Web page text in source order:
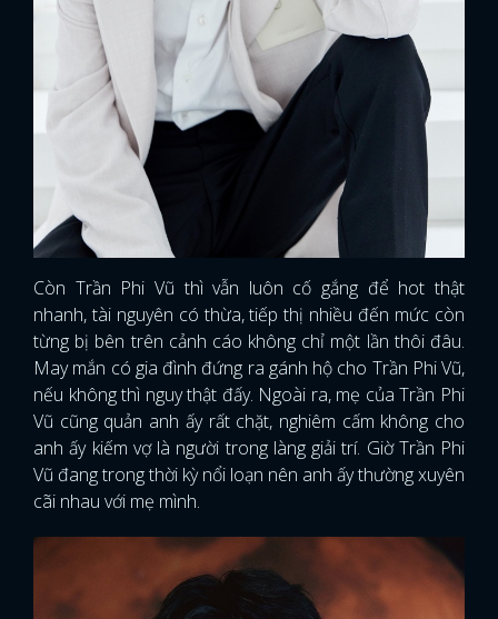
FACEBOOK GOOGLE
Còn Trần Phi Vũ thì vẫn luôn cố gắng để hot thật
nhanh, tài nguyên có thừa, tiếp thị nhiều đến mức còn
từng bị bên trên cảnh cáo không chỉ một lần thôi đâu.
May mắn có gia đình đứng ra gánh hộ cho Trần Phi Vũ,
nếu không thì nguy thật đấy. Ngoài ra, mẹ của Trần Phi
Vũ cũng quản anh ấy rất chặt, nghiêm cấm không cho
anh ấy kiếm vợ là người trong làng giải trí. Giờ Trần Phi
Vũ đang trong thời kỳ nổi loạn nên anh ấy thường xuyên
cãi nhau với mẹ mình.